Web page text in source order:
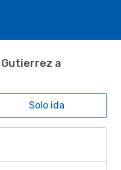
a
Solo ida